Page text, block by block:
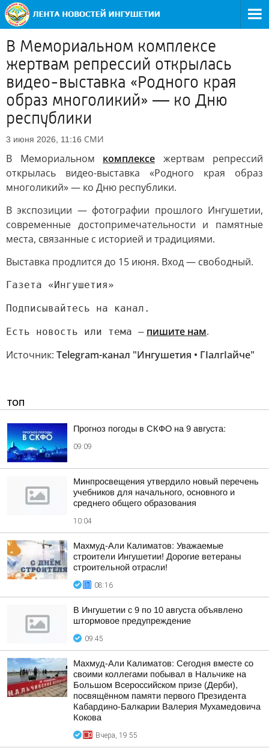
В Мемориальном комплексе
жертвам репрессий открылась
видео-выставка «Родного края
образ многоликий» — ко Дню
республики
3 июня 2026, 11:16 СМИ
В Мемориальном комплексе жертвам репрессий
открылась видео-выставка «Родного края образ
многоликий» — ко Дню республики.
В экспозиции — фотографии прошлого Ингушетии,
современные достопримечательности и памятные
места, связанные с историей и традициями.
Выставка продлится до 15 июня. Вход — свободный.
Газета «Ингушетия»
Подписывайтесь на канал.
Есть новость или тема — пишите нам.
Источник: Telegram-канал "Ингушетия • ГIалгIайче"
ТОП
Прогноз погоды в СКФО на 9 августа:
09:09
Минпросвещения утвердило новый перечень
учебников для начального, основного и
среднего общего образования
10:04
Махмуд-Али Калиматов: Уважаемые
строители Ингушетии! Дорогие ветераны
строительной отрасли!
08:16
В Ингушетии с 9 по 10 августа объявлено
штормовое предупреждение
09:45
Махмуд-Али Калиматов: Сегодня вместе со
своими коллегами побывал в Нальчике на
Большом Всероссийском призе (Дерби),
посвящённом памяти первого Президента
Кабардино-Балкарии Валерия Мухамедовича
Кокова
Вчера, 19:55